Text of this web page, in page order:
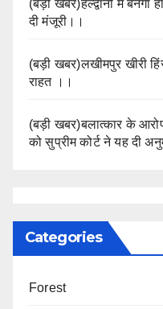
(बड़ी खबर)हल्द्वानी में बनेगा
दी मंजूरी।।
(बड़ी खबर)लखीमपुर खीरी
राहत ।।
(बड़ी खबर)बलात्कार के
को सुप्रीम कोर्ट ने यह दी
Categories
Forest